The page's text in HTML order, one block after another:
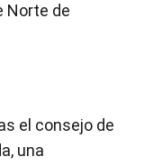
Norte de
el consejo de
una